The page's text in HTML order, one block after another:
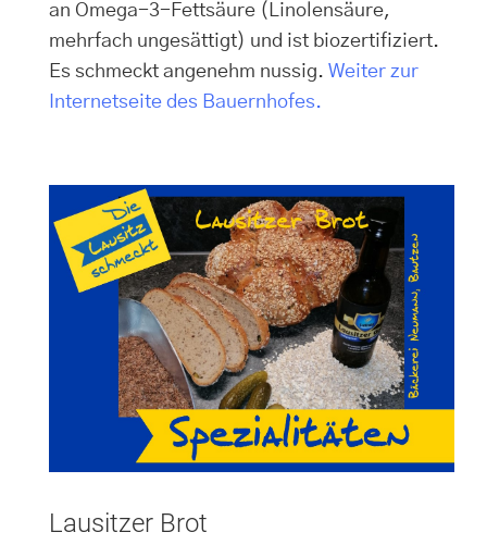
an Omega-3-Fettsäure (Linolensäure,
mehrfach ungesättigt) und ist biozertifiziert.
Es schmeckt angenehm nussig. Weiter zur
Internetseite des Bauernhofes.
Lausitzer Brot